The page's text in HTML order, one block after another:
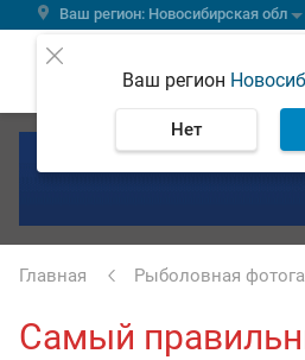
Ваш регион: Новосибирская обл
Ваш регион
Нет
Главная Рыболовная
Самый